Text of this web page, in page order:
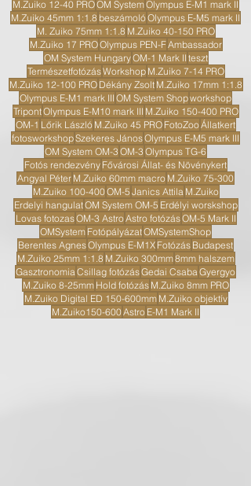
M.Zuiko 12-40 PROOM SystemOlympus E-M1 mark II
M.Zuiko 45mm 1:1.8 beszámolóOlympus E-M5 mark II
M. Zuiko 75mm 1:1.8 M.Zuiko 40-150 PRO
M.Zuiko 17 PROOlympus PEN-FAmbassador
OM System HungaryOM-1 Mark II teszt
TermészetfotózásWorkshop M.Zuiko 7-14 PRO
M.Zuiko 12-100 PRO Dékány Zsolt M.Zuiko 17mm 1:1.8
Olympus E-M1 mark III OM System Shopworkshop
TripontOlympus E-M10 mark III M.Zuiko 150-400 PRO
OM-1 Lőrik László M.Zuiko 45 PRO FotoZooÁllatkert
fotosworkshopSzekeres JánosOlympus E-M5 mark III
OM System OM-3 OM-3 Olympus TG-6
Fotós rendezvény Fővárosi Állat- és Növénykert
Angyal Péter M.Zuiko 60mm macro M.Zuiko 75-300
M.Zuiko 100-400OM-5 Janics Attila M.Zuiko
Erdelyi hangulatOM System OM-5 Erdélyi worskshop
Lovas fotozasOM-3 AstroAstro fotózásOM-5 Mark II
OMSystem FotópályázatOMSystemShop
Berentes AgnesOlympus E-M1X Fotózás Budapest
M.Zuiko 25mm 1:1.8 M.Zuiko 300mm8mm halszem
Gasztronomia Csillag fotózásGedai Csaba Gyergyo
M.Zuiko 8-25mm Hold fotózás M.Zuiko 8mm PRO
M.Zuiko Digital ED 150-600mm M.Zuiko objektív
M.Zuiko150-600Astro E-M1 Mark II